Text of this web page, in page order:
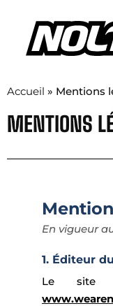
Accueil » Mentions
MENTIONS
En vigueur
1. Éditeur
Le site